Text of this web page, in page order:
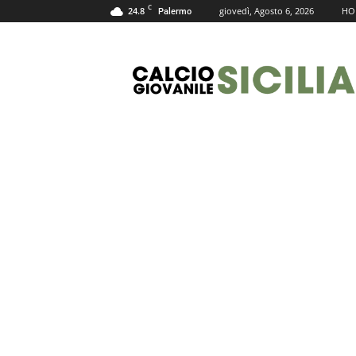
24.8 C Palermo giovedì, Agosto 6, 2026
Giovanile
Sicilia